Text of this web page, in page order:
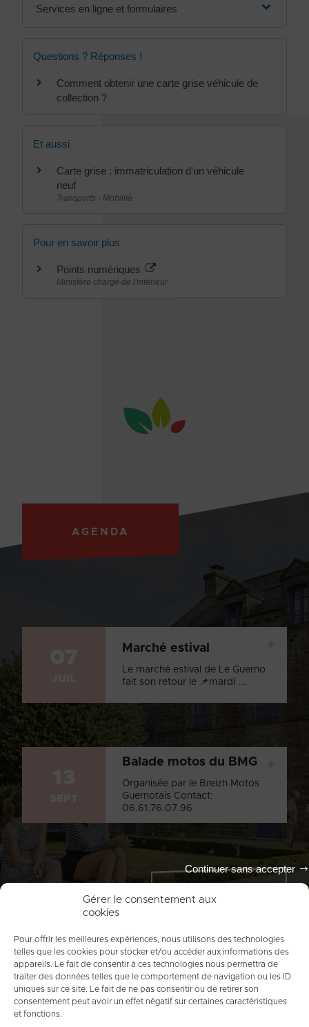
Gérer le consentement aux
cookies
Pour offrir les meilleures expériences, nous utilisons des technologies
telles que les cookies pour stocker et/ou accéder aux informations des
appareils. Le fait de consentir à ces technologies nous permettra de
traiter des données telles que le comportement de navigation ou les ID
uniques sur ce site. Le fait de ne pas consentir ou de retirer son
consentement peut avoir un effet négatif sur certaines caractéristiques
et fonctions.
Continuer sans accepter
Services en ligne et formulaires
Questions ? Réponses !
Comment obtenir une carte grise véhicule de
collection ?
Et aussi
Carte grise : immatriculation d'un véhicule
neuf
Transports - Mobilité
Pour en savoir plus
Points numériques
Ministère chargé de l'intérieur
AGENDA
Marché estival
Le marché estival de Le Guerno
fait son retour le 📌mardi ...
Balade motos du BMG
Organisée par le Breizh Motos
Guernotais Contact:
06.61.76.07.96